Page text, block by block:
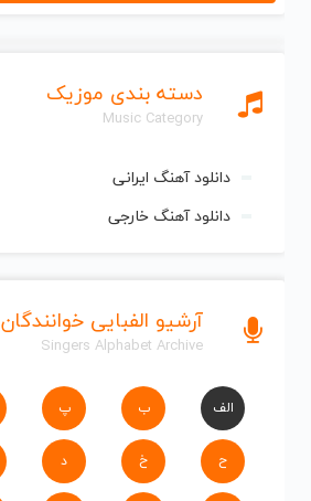
دسته بندی موزیک
Music Category
دانلود آهنگ ایرانی
دانلود آهنگ خارجی
آرشیو الفبایی خوانندگان
Singers Alphabet Archive
الف ب پ
ح خ د